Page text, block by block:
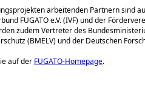
arbeitenden Partnern sind
FUGATO e.V. (IVF) und der
zudem Vertreter des
(BMELV) und der Deutschen
auf der FUGATO-Homepage.